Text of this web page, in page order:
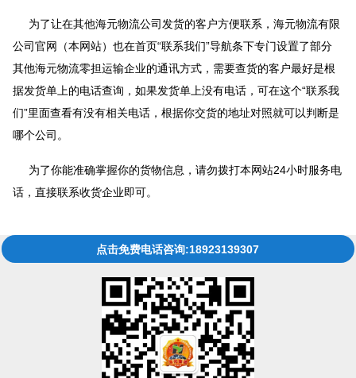
为了让在其他海元物流公司发货的客户方便联系，海元物流有限
公司官网（本网站）也在首页“联系我们”导航条下专门设置了部分
其他海元物流零担运输企业的通讯方式，需要查货的客户最好是根
据发货单上的电话查询，如果发货单上没有电话，可在这个“联系我
们”里面查看有没有相关电话，根据你交货的地址对照就可以判断是
哪个公司。
为了你能准确掌握你的货物信息，请勿拨打本网站24小时服务电
话，直接联系收货企业即可。
点击免费电话咨询:18923139307